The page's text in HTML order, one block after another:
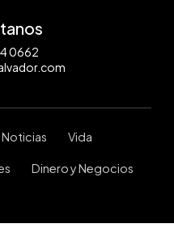
0662
Noticias Vida
Dinero y Negocios